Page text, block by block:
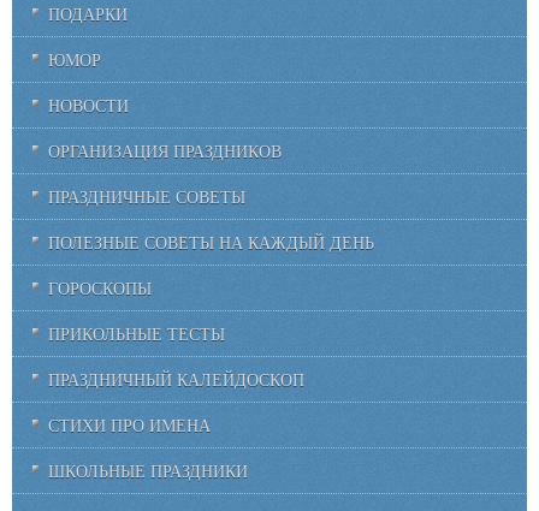
ПОДАРКИ
ЮМОР
НОВОСТИ
ОРГАНИЗАЦИЯ ПРАЗДНИКОВ
ПРАЗДНИЧНЫЕ СОВЕТЫ
ПОЛЕЗНЫЕ СОВЕТЫ НА КАЖДЫЙ ДЕНЬ
ГОРОСКОПЫ
ПРИКОЛЬНЫЕ ТЕСТЫ
ПРАЗДНИЧНЫЙ КАЛЕЙДОСКОП
СТИХИ ПРО ИМЕНА
ШКОЛЬНЫЕ ПРАЗДНИКИ